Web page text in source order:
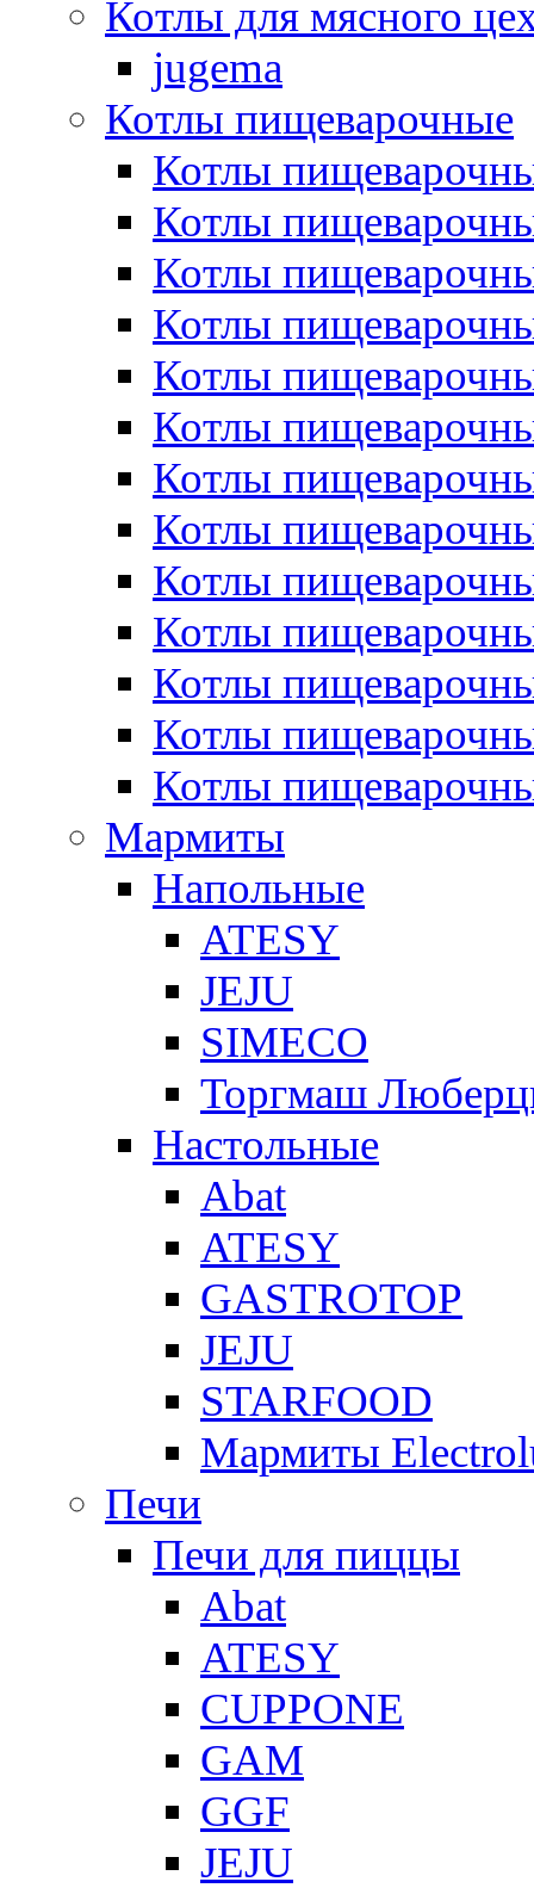
Котлы для мясного
jugema
Котлы пищеварочные
Котлы
Котлы
Котлы
Котлы
Котлы
Котлы
Котлы
Котлы
Котлы
Котлы
Котлы
Котлы
Котлы
Мармиты
Напольные
ATESY
JEJU
SIMECO
Торгмаш
Настольные
Abat
ATESY
GASTROTOP
JEJU
STARFOOD
Мармиты
Печи
Печи для пиццы
Abat
ATESY
CUPPONE
GAM
GGF
JEJU